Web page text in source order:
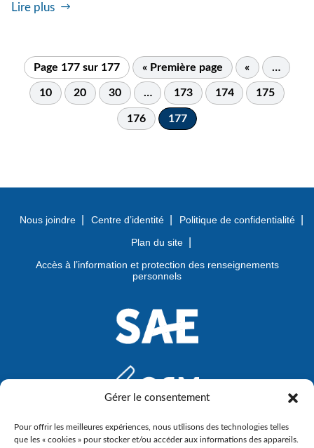
Gérer le consentement
Pour offrir les meilleures expériences, nous utilisons des technologies telles
que les « cookies » pour stocker et/ou accéder aux informations des appareils.
Lire plus
Page 177 sur 177 « Première page « …
10 20 30 … 173 174 175
176 177
Nous joindre Centre d’identité
Politique de confidentialité
Plan du site
Accès à l’information et protection des renseignements
personnels